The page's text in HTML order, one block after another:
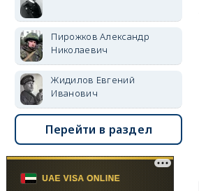
Пирожков Александр
Николаевич
Жидилов Евгений
Иванович
Перейти в раздел